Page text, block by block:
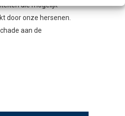
die mogelijk
door onze hersenen.
aan de